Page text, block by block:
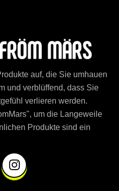
auf, die Sie umhauen
und verblüffend, dass Sie
verlieren werden.
um die Langeweile
Produkte sind ein